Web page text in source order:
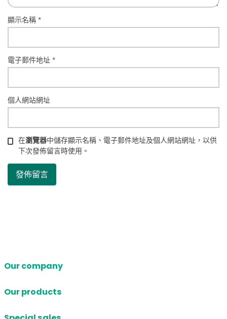
顯示名稱*
電子郵件地址*
個人網站網址
在瀏覽器中儲存顯示名稱、電子郵件地址及個人網站網址，以供
下次發佈留言時使用。
Our company
Our products